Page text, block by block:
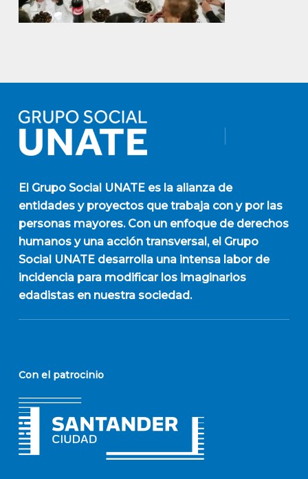
El Grupo Social UNATEes la alianza de
entidades y proyectos que trabaja con y por las
personas mayores. Con un enfoque de derechos
humanos y una acción transversal, el Grupo
Social UNATE desarrolla una intensa labor de
incidencia para modificar los imaginarios
edadistas en nuestra sociedad.
Con el patrocinio